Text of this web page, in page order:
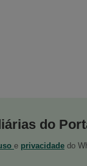
do
e privacidade do